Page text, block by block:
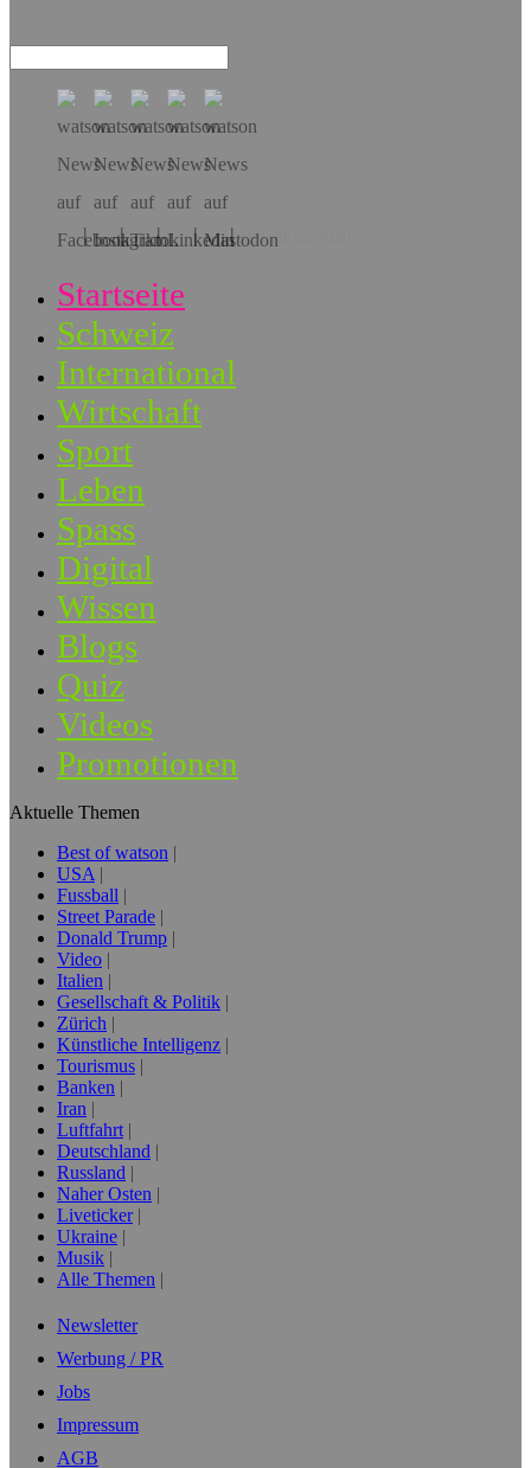
Hol dir die App!
Startseite
Schweiz
International
Wirtschaft
Sport
Leben
Spass
Digital
Wissen
Blogs
Quiz
Videos
Promotionen
Aktuelle Themen
Best of watson
USA
Fussball
Street Parade
Donald Trump
Video
Italien
Gesellschaft & Politik
Zürich
Künstliche Intelligenz
Tourismus
Banken
Iran
Luftfahrt
Deutschland
Russland
Naher Osten
Liveticker
Ukraine
Musik
Alle Themen
Newsletter
Werbung / PR
Jobs
Impressum
AGB